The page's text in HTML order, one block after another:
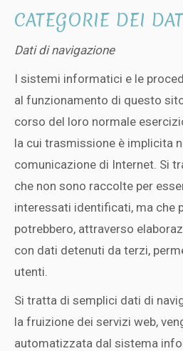
CATEGORIE DEI
Dati di navigazione
I sistemi informatici e le
al funzionamento di questo
corso del loro normale
la cui trasmissione è implicita
comunicazione di Internet. Si
che non sono raccolte per
interessati identificati, ma che
potrebbero, attraverso
con dati detenuti da terzi,
utenti.
Si tratta di semplici dati di
la fruizione dei servizi web,
automatizzata dal sistema